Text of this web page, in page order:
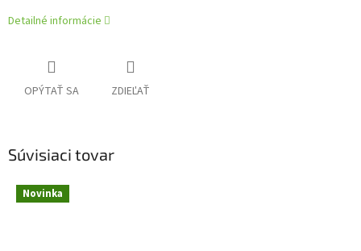
Detailné informácie
OPÝTAŤ SA ZDIEĽAŤ
Súvisiaci tovar
Novinka